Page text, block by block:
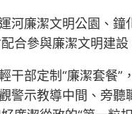
河廉潔文明公園、
合參與廉潔文明建
干部定制“廉潔套餐
警示教導中間、旁